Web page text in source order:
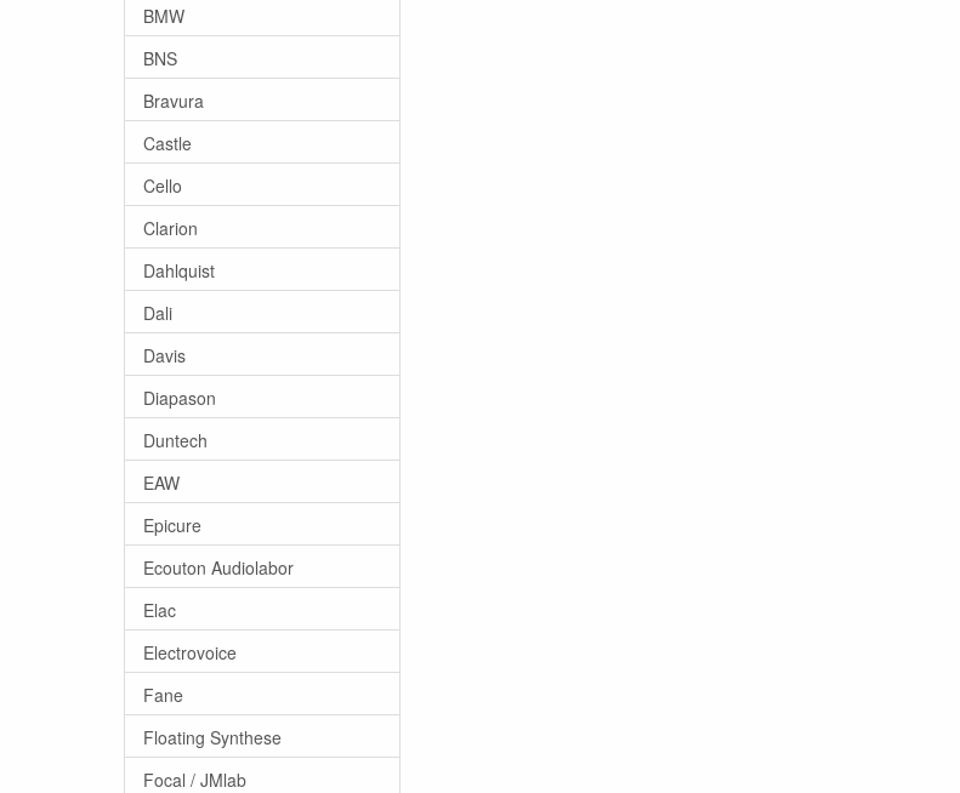
BMW
BNS
Bravura
Castle
Cello
Clarion
Dahlquist
Dali
Davis
Diapason
Duntech
EAW
Epicure
Ecouton Audiolabor
Elac
Electrovoice
Fane
Floating Synthese
Focal / JMlab